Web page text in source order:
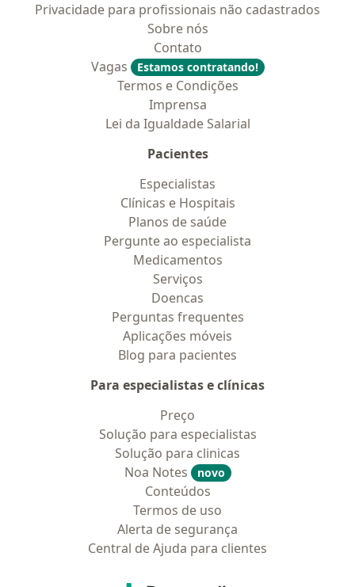
Privacidade para profissionais não cadastrados
Sobre nós
Contato
Vagas
Estamos contratando!
Termos e Condições
Imprensa
Lei da Igualdade Salarial
Pacientes
Especialistas
Clínicas e Hospitais
Planos de saúde
Pergunte ao especialista
Medicamentos
Serviços
Doencas
Perguntas frequentes
Aplicações móveis
Blog para pacientes
Para especialistas e clínicas
Preço
Solução para especialistas
Solução para clinicas
Noa Notes
novo
Conteúdos
Termos de uso
Alerta de segurança
Central de Ajuda para clientes